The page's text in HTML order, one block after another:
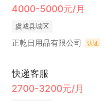
4000-5000元/月
虞城县城区
正乾日用品有限公司 认证
快递客服
2700-3200元/月